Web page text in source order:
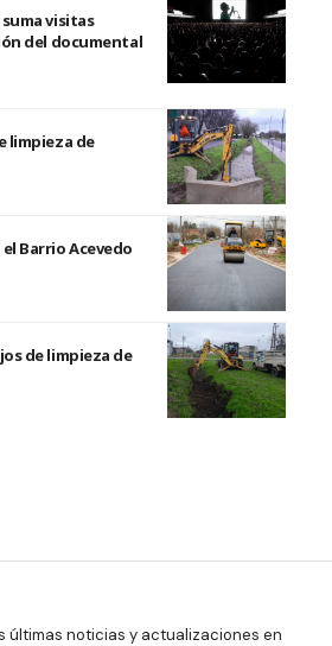
visitas
del documental
limpieza de
Barrio Acevedo
de limpieza de
últimas noticias y actualizaciones en